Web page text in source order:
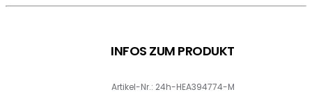
INFOS ZUM PRODUKT
Artikel-Nr.: 24h-HEA394774-M